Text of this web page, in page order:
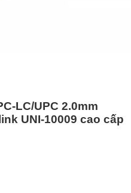
LC/UPC 2.0mm
UNI-10009 cao cấp